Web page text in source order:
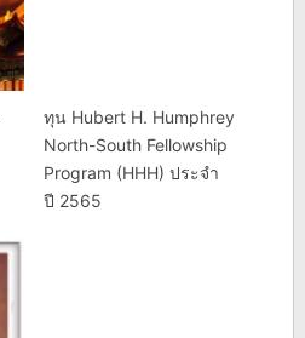
ทุน Hubert H. Humphrey
North-South Fellowship
Program (HHH) ประจำ
ปี 2565